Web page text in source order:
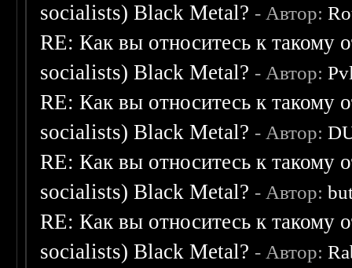
socialists) Black Metal? - Автор:
RE: Как вы относитесь к такому
socialists) Black Metal? - Автор:
RE: Как вы относитесь к такому
socialists) Black Metal? - Автор:
RE: Как вы относитесь к такому
socialists) Black Metal? - Автор:
RE: Как вы относитесь к такому
socialists) Black Metal? - Автор: